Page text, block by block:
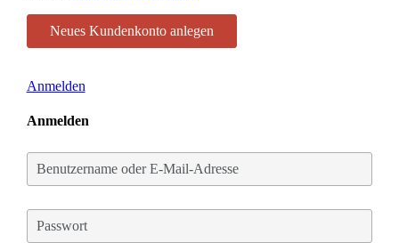
Anmelden
Anmelden
Benutzername
oder
E-
Adresse
Passwort